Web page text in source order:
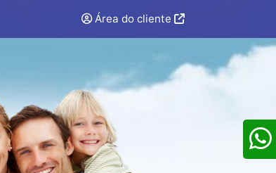
Área do cliente